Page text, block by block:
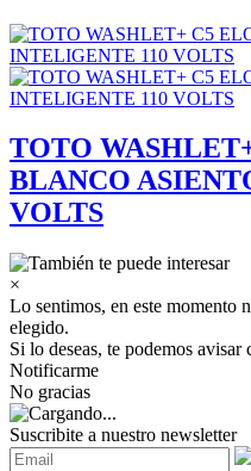
TOTO
BLANCO
VOLTS
×
Lo sentimos, en este momento
elegido.
Si lo deseas, te podemos
Notificarme
No gracias
Suscribite a nuestro newsletter